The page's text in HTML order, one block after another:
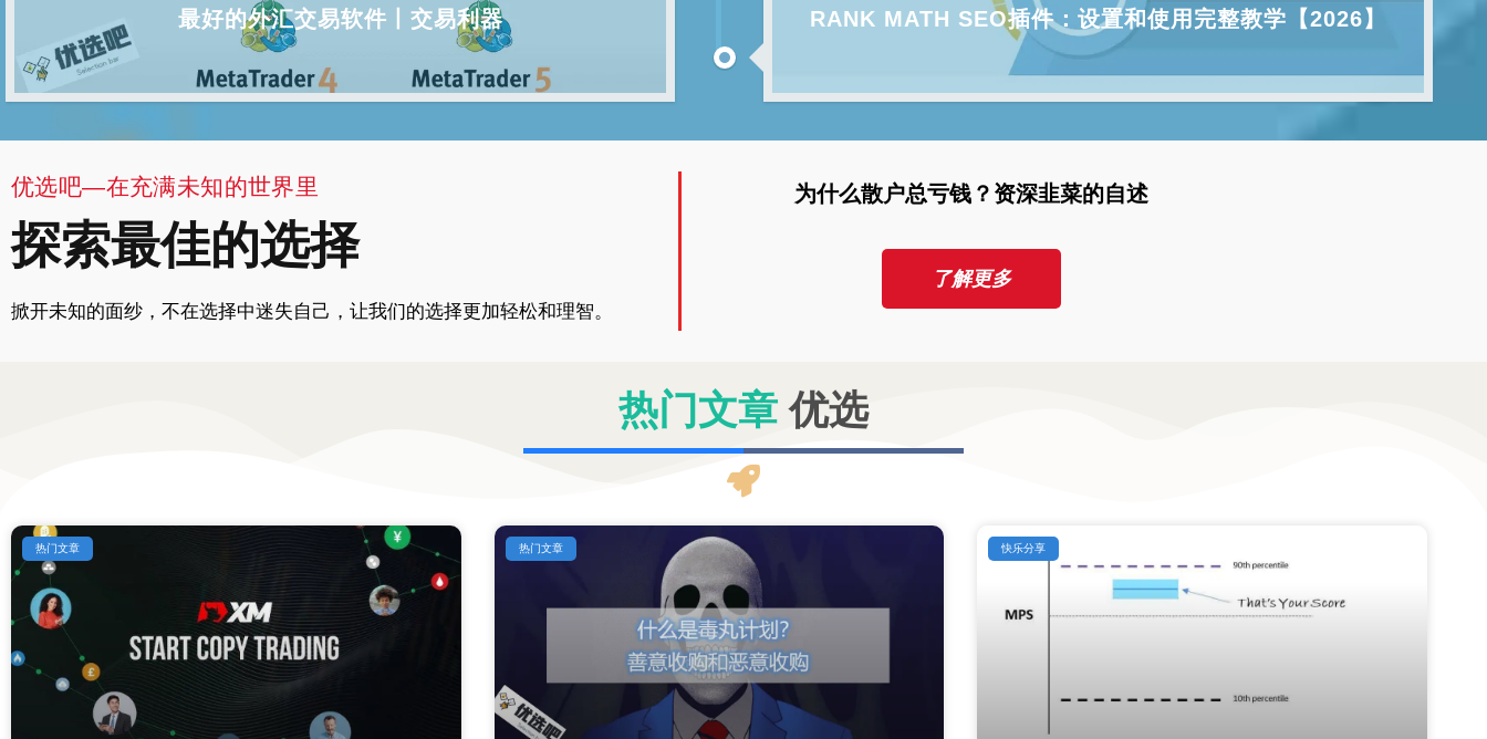
最好的外汇交易软件丨交易利器 RANK MATH SEO插件：设置和使用完整教学【2026】
优选吧—在充满未知的世界里
探索最佳的选择
掀开未知的面纱，不在选择中迷失自己，让我们的选择更加轻松和理智。
为什么散户总亏钱？资深韭菜的自述
了解更多
热门文章 优选​
热门文章 热门文章 快乐分享